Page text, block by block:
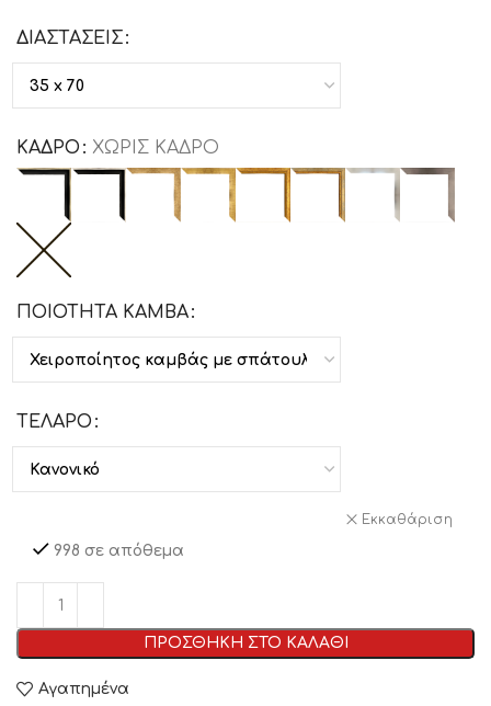
ΔΙΑΣΤΑΣΕΙΣ
ΚΑΔΡΟ ΧΩΡΙΣ ΚΑΔΡΟ
ΠΟΙΟΤΗΤΑ ΚΑΜΒΑ
ΤΕΛΑΡΟ
Εκκαθάριση
998 σε απόθεμα
ΠΡΟΣΘΗΚΗ ΣΤΟ ΚΑΛΑΘΙ
Αγαπημένα